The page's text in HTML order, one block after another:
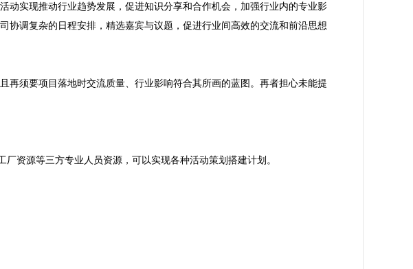
动实现推动行业趋势发展，促进知识分享和合作机会，加强行业内的专业影
调复杂的日程安排，精选嘉宾与议题，促进行业间高效的交流和前沿思想
须要项目落地时交流质量、行业影响符合其所画的蓝图。再者担心未能提
资源等三方专业人员资源，可以实现各种活动策划搭建计划。